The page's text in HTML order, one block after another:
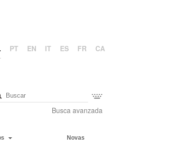
PT EN IT ES FR CA
Busca avanzada
Novas